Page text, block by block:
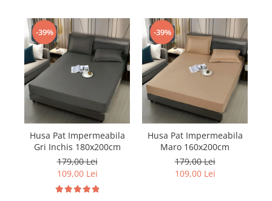
-39%
Husa Pat Impermeabila
Gri Inchis 180x200cm
179,00 Lei
109,00 Lei
-39%
Husa Pat Impermeabila
Maro 160x200cm
179,00 Lei
109,00 Lei